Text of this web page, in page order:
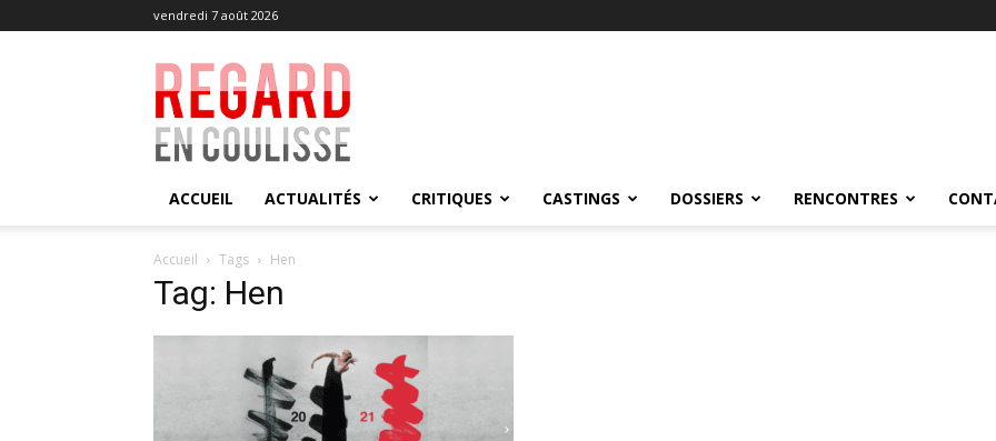
vendredi 7 août 2026
Regard
en
Coulisse
ACCUEIL ACTUALITÉS CRITIQUES CASTINGS DOSSIERS RENCONTRES
Accueil Tags Hen
Tag: Hen